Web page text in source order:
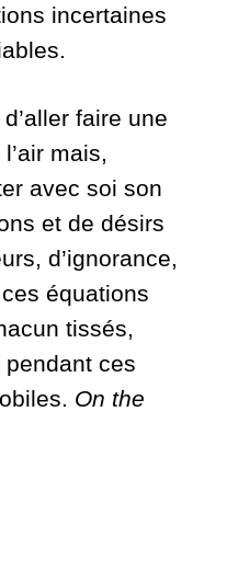
incertaines
faire une
mais,
avec soi son
et de désirs
d’ignorance,
équations
tissés,
ces
On the